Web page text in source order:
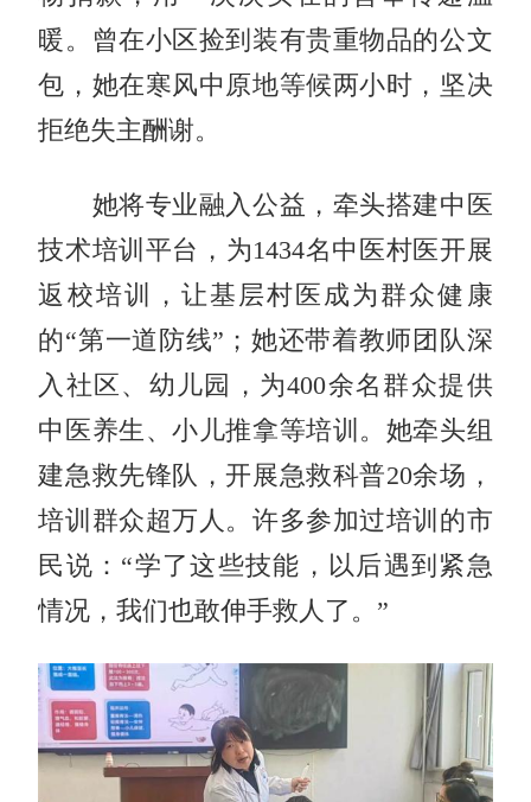
暖。曾在小区捡到装有贵重物品的公文
包，她在寒风中原地等候两小时，坚决
拒绝失主酬谢。
她将专业融入公益，牵头搭建中医
技术培训平台，为1434名中医村医开展
返校培训，让基层村医成为群众健康
的“第一道防线”；她还带着教师团队深
入社区、幼儿园，为400余名群众提供
中医养生、小儿推拿等培训。她牵头组
建急救先锋队，开展急救科普20余场，
培训群众超万人。许多参加过培训的市
民说：“学了这些技能，以后遇到紧急
情况，我们也敢伸手救人了。”